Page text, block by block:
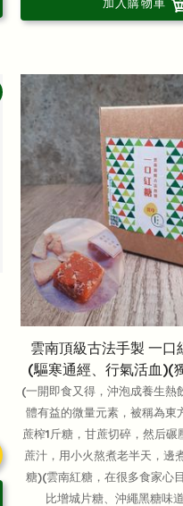
加入購物車
雲南頂級古法手製 一口
(驅寒通經、行氣活血)(
(一開即食又得，沖泡成養生熱
體有益的微量元素，被稱為東
蔗榨1斤糖，甘蔗切碎，然后碾
蔗汁，用小火熬煮老半天，邊
糖)(雲南紅糖，在很多食家心
比增城片糖、沖繩黑糖味